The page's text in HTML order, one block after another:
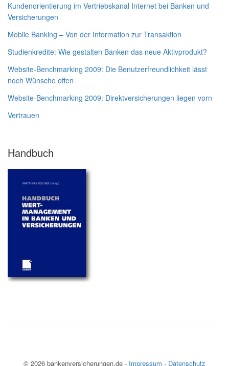
Kundenorientierung im Vertriebskanal Internet bei Banken und
Versicherungen
Mobile Banking – Von der Information zur Transaktion
Studienkredite: Wie gestalten Banken das neue Aktivprodukt?
Website-Benchmarking 2009: Die Benutzerfreundlichkeit lässt
noch Wünsche offen
Website-Benchmarking 2009: Direktversicherungen liegen vorn
Vertrauen
Handbuch
© 2026 bankenversicherungen.de - Impressum - Datenschutz